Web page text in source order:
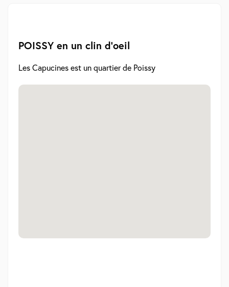
POISSY en un clin d'oeil
Les Capucines est un quartier de Poissy